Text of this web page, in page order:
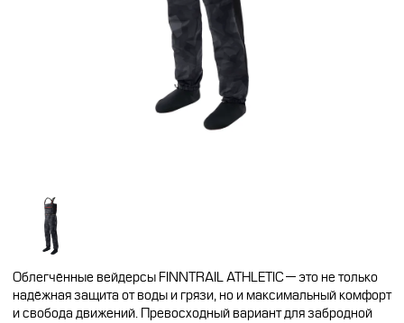
CFMOTO ФИНАНС
ЛИЗИНГ
СТАТЬ ПОСТАВЩИКОМ
Дилеры
Найти дилера
Стать дилером
Конфигуратор
Облегчённые вейдерсы FINNTRAIL ATHLETIC — это не только
надёжная защита от воды и грязи, но и максимальный комфорт
и свобода движений. Превосходный вариант для забродной